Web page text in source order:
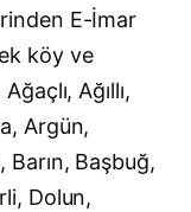
E-İmar
köy ve
Ağıllı,
Argün,
Barın, Başbuğ,
Dolun,